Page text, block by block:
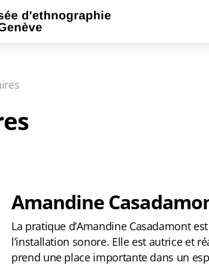
Amandine
La pratique d’Amandine Casadamont
l’installation sonore. Elle est autrice et
prend une place importante dans un